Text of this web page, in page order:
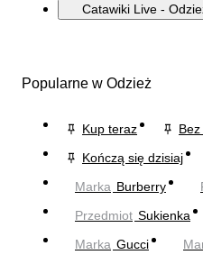
Catawiki Live -
Popularne w Odzież
Kup teraz
Kończą się dzisiaj
Marka Burberry
Przedmiot Sukienka
Marka Gucci